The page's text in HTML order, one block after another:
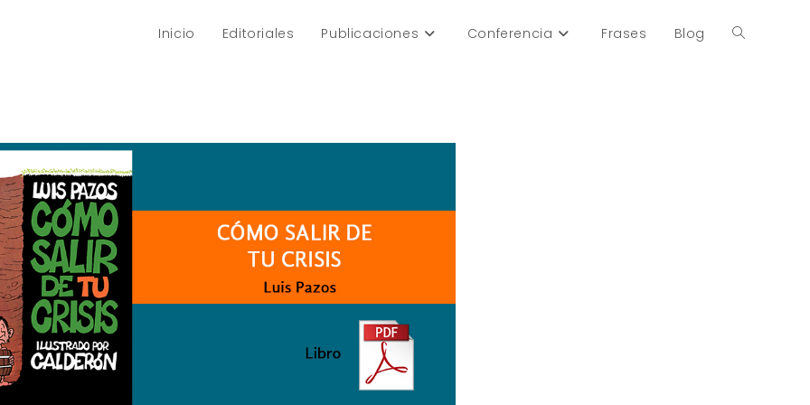
Inicio Editoriales Publicaciones Conferencia Frases Blog Alternar